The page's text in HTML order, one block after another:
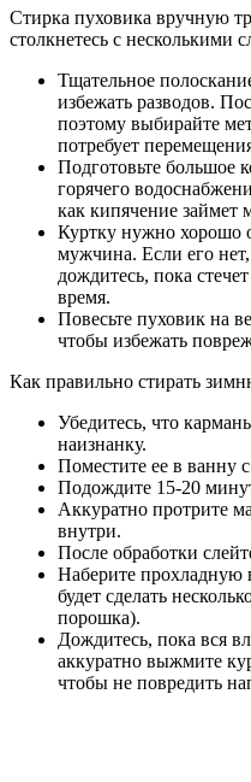
Стирка пуховика вручную
столкнетесь с несколькими
Тщательное
избежать разводов.
поэтому выбирайте
потребует
Подготовьте большое
горячего
как кипячение займет
Куртку нужно хорошо
мужчина. Если его
дождитесь, пока
время.
Повесьте пуховик на
чтобы избежать
Как правильно стирать
Убедитесь, что
наизнанку.
Поместите ее в ванну
Подождите 15-20
Аккуратно протрите
внутри.
После обработки
Наберите прохладную
будет сделать
порошка).
Дождитесь, пока вся
аккуратно выжмите
чтобы не повредить